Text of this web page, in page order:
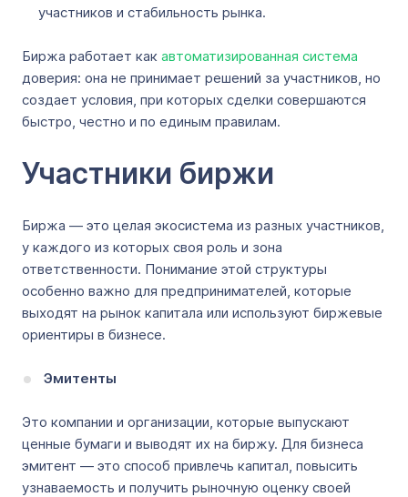
участников и стабильность рынка.
Биржа работает как автоматизированная система
доверия: она не принимает решений за участников, но
создает условия, при которых сделки совершаются
быстро, честно и по единым правилам.
Участники биржи
Биржа — это целая экосистема из разных участников,
у каждого из которых своя роль и зона
ответственности. Понимание этой структуры
особенно важно для предпринимателей, которые
выходят на рынок капитала или используют биржевые
ориентиры в бизнесе.
Эмитенты
Это компании и организации, которые выпускают
ценные бумаги и выводят их на биржу. Для бизнеса
эмитент — это способ привлечь капитал, повысить
узнаваемость и получить рыночную оценку своей